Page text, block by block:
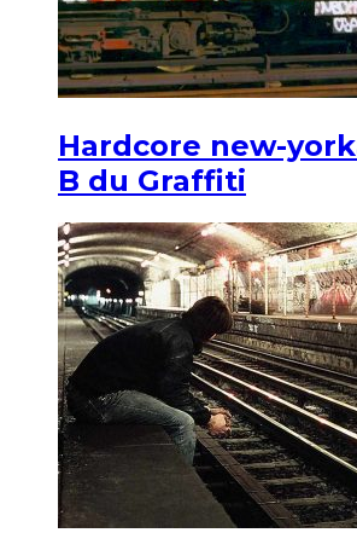
Hardcore new-
B du Graffiti